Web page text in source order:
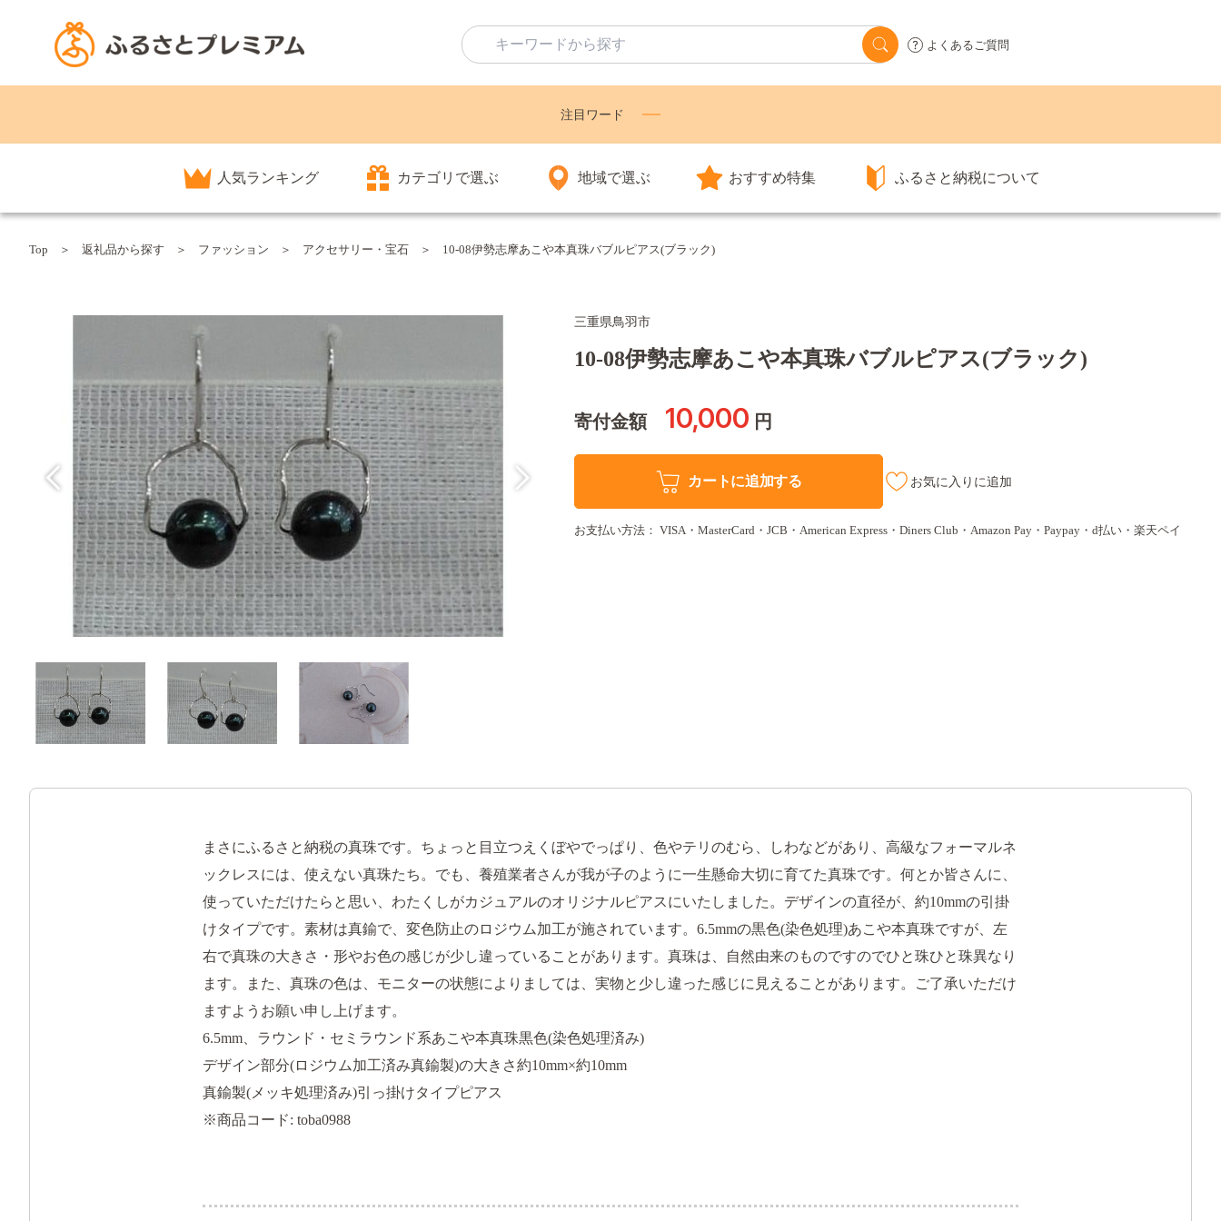
よくあるご質問
注目ワード
人気ランキング カテゴリで選ぶ 地域で選ぶ おすすめ特集 ふるさと納税について
Top 返礼品から探す ファッション アクセサリー・宝石 10-08伊勢志摩あこや本真珠バブルピアス(ブラック)
三重県鳥羽市
10-08伊勢志摩あこや本真珠バブルピアス(ブラック)
寄付金額 10,000 円
カートに追加する お気に入りに追加
お支払い方法： VISA・MasterCard・JCB・American Express・Diners Club・Amazon Pay・Paypay・d払い・楽天ペイ
まさにふるさと納税の真珠です。ちょっと目立つえくぼやでっぱり、色やテリのむら、しわなどがあり、高級なフォーマルネ
ックレスには、使えない真珠たち。でも、養殖業者さんが我が子のように一生懸命大切に育てた真珠です。何とか皆さんに、
使っていただけたらと思い、わたくしがカジュアルのオリジナルピアスにいたしました。デザインの直径が、約10mmの引掛
けタイプです。素材は真鍮で、変色防止のロジウム加工が施されています。6.5mmの黒色(染色処理)あこや本真珠ですが、左
右で真珠の大きさ・形やお色の感じが少し違っていることがあります。真珠は、自然由来のものですのでひと珠ひと珠異なり
ます。また、真珠の色は、モニターの状態によりましては、実物と少し違った感じに見えることがあります。ご了承いただけ
ますようお願い申し上げます。
6.5mm、ラウンド・セミラウンド系あこや本真珠黒色(染色処理済み)
デザイン部分(ロジウム加工済み真鍮製)の大きさ約10mm×約10mm
真鍮製(メッキ処理済み)引っ掛けタイプピアス
※商品コード: toba0988